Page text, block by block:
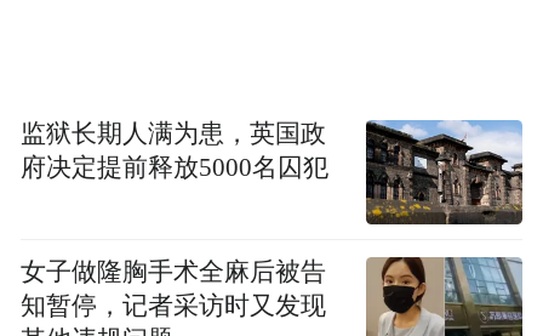
在秋收方面，山东因地制宜分类管理，确保
多收一块是一块、少损失一点是一点。在秋
种方面，山东提出要按照“适墒应变、抗逆精
播、以技补晚，以促为主”的原则，稳定播种
面积，狠抓播种质量，加强苗后管理，打好
监狱长期人满为患，英国政
府决定提前释放5000名囚犯
女子做隆胸手术全麻后被告
知暂停，记者采访时又发现